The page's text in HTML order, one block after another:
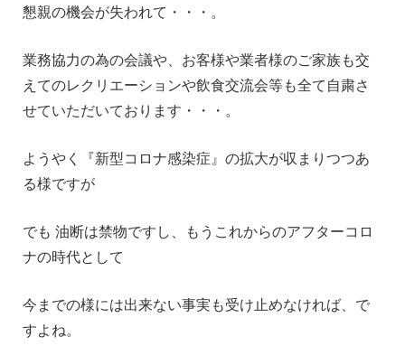
懇親の機会が失われて・・・。
業務協力の為の会議や、お客様や業者様のご家族も交
えてのレクリエーションや飲食交流会等も全て自粛さ
せていただいております・・・。
ようやく『新型コロナ感染症』の拡大が収まりつつあ
る様ですが
でも 油断は禁物ですし、もうこれからのアフターコロ
ナの時代として
今までの様には出来ない事実も受け止めなければ、で
すよね。